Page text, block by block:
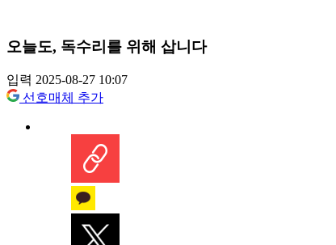
오늘도, 독수리를 위해 삽니다
입력 2025-08-27 10:07
선호매체 추가